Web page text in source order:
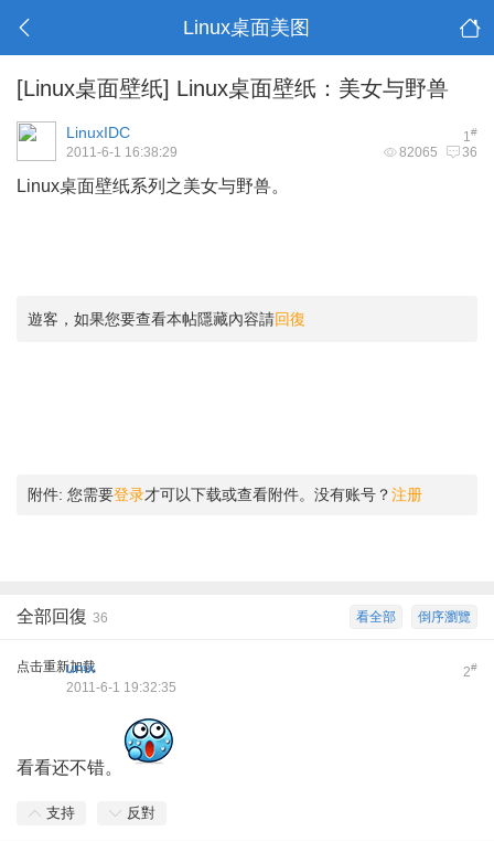
Linux桌面美图
[Linux桌面壁纸] Linux桌面壁纸：美女与野兽
1#
LinuxIDC
82065 36
2011-6-1 16:38:29
Linux桌面壁纸系列之美女与野兽。
遊客，如果您要查看本帖隱藏內容請回復
附件: 您需要登录才可以下载或查看附件。没有账号？注册
倒序瀏覽
看全部
全部回復 36
点击重新加载 2#
unix
2011-6-1 19:32:35
看看还不错。
支持 反對